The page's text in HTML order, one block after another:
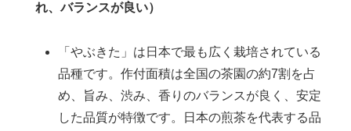
れ、バランスが良い）
「やぶきた」は日本で最も広く栽培されている
品種です。作付面積は全国の茶園の約7割を占
め、旨み、渋み、香りのバランスが良く、安定
した品質が特徴です。日本の煎茶を代表する品